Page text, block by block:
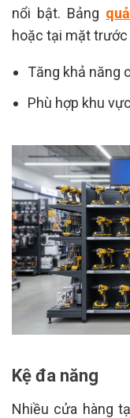
nổi bật. Bảng
hoặc tại mặt
Tăng khả năng
Phù hợp khu
Kệ đa năng
Nhiều cửa hàng